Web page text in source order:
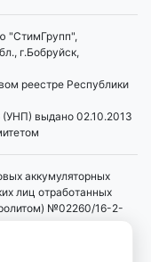
"СтимГрупп",
г.Бобруйск,
реестре Республики
выдано 02.10.2013
аккумуляторных
лиц отработанных
№02260/16-2-
РБ,